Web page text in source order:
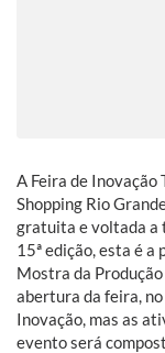
A Feira de
Shopping Rio
gratuita e voltada a
15ª edição, esta é
Mostra da
abertura da feira,
Inovação, mas as
evento será